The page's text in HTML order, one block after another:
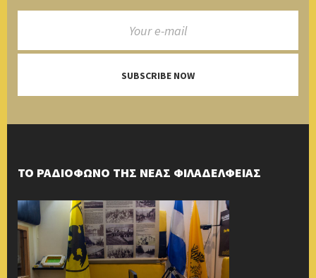
SUBSCRIBE NOW
ΤΟ ΡΑΔΙΟΦΩΝΟ ΤΗΣ ΝΕΑΣ ΦΙΛΑΔΕΛΦΕΙΑΣ